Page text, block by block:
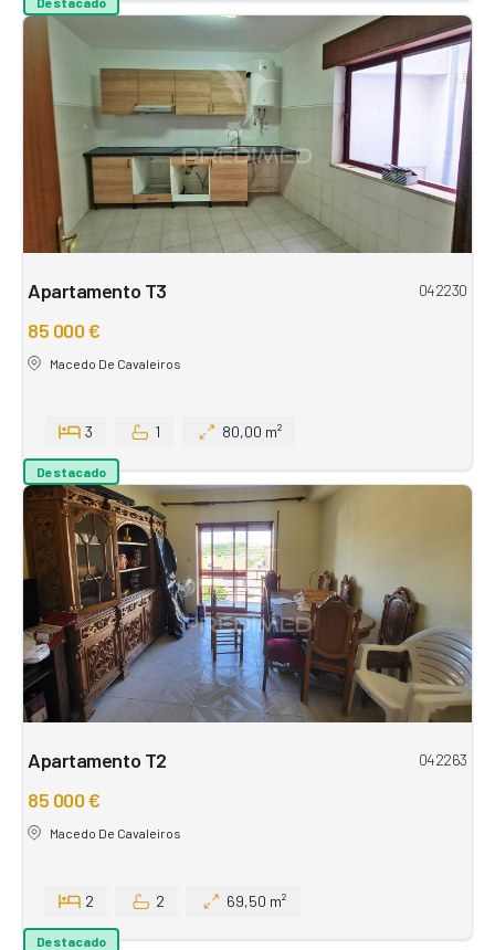
Apartamento T3 042230
85 000 €
Macedo De Cavaleiros
3 1 80,00 m²
Destacado
Apartamento T2 042263
85 000 €
Macedo De Cavaleiros
2 2 69,50 m²
Destacado